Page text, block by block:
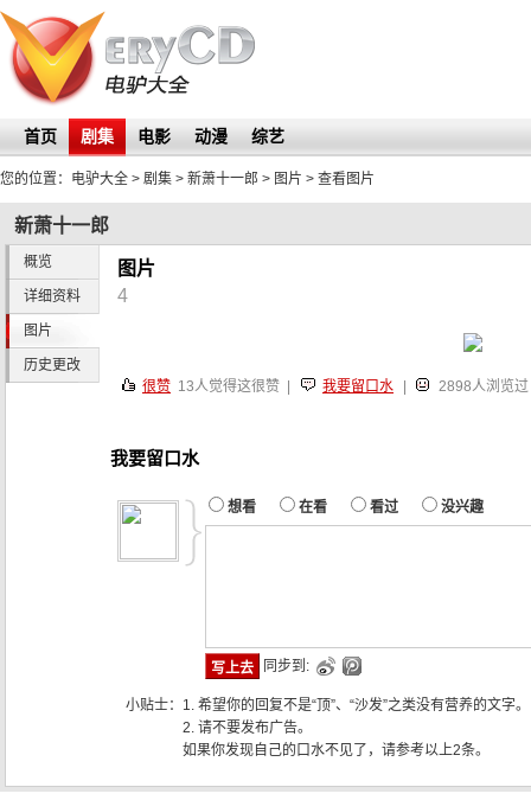
首页 剧集 电影 动漫 综艺
您的位置： 电驴大全 > 剧集 > 新萧十一郎 > 图片 > 查看图片
新萧十一郎
概览
详细资料
图片
历史更改
图片
4
很赞 13人觉得这很赞 | 我要留口水 2898人浏览过
我要留口水
想看 在看 看过 没兴趣
同步到:
小贴士： 1. 希望你的回复不是“顶”、“沙发”之类没有营养的文字。
2. 请不要发布广告。
如果你发现自己的口水不见了，请参考以上2条。